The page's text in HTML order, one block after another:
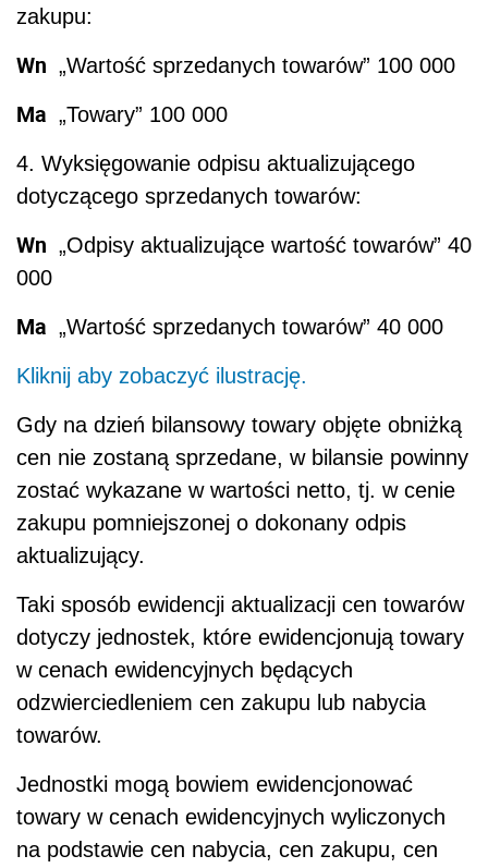
zakupu:
Wn „Wartość sprzedanych towarów” 100 000
Ma „Towary” 100 000
4. Wyksięgowanie odpisu aktualizującego
dotyczącego sprzedanych towarów:
Wn „Odpisy aktualizujące wartość towarów” 40
000
Ma „Wartość sprzedanych towarów” 40 000
Kliknij aby zobaczyć ilustrację.
Gdy na dzień bilansowy towary objęte obniżką
cen nie zostaną sprzedane, w bilansie powinny
zostać wykazane w wartości netto, tj. w cenie
zakupu pomniejszonej o dokonany odpis
aktualizujący.
Taki sposób ewidencji aktualizacji cen towarów
dotyczy jednostek, które ewidencjonują towary
w cenach ewidencyjnych będących
odzwierciedleniem cen zakupu lub nabycia
towarów.
Jednostki mogą bowiem ewidencjonować
towary w cenach ewidencyjnych wyliczonych
na podstawie cen nabycia, cen zakupu, cen